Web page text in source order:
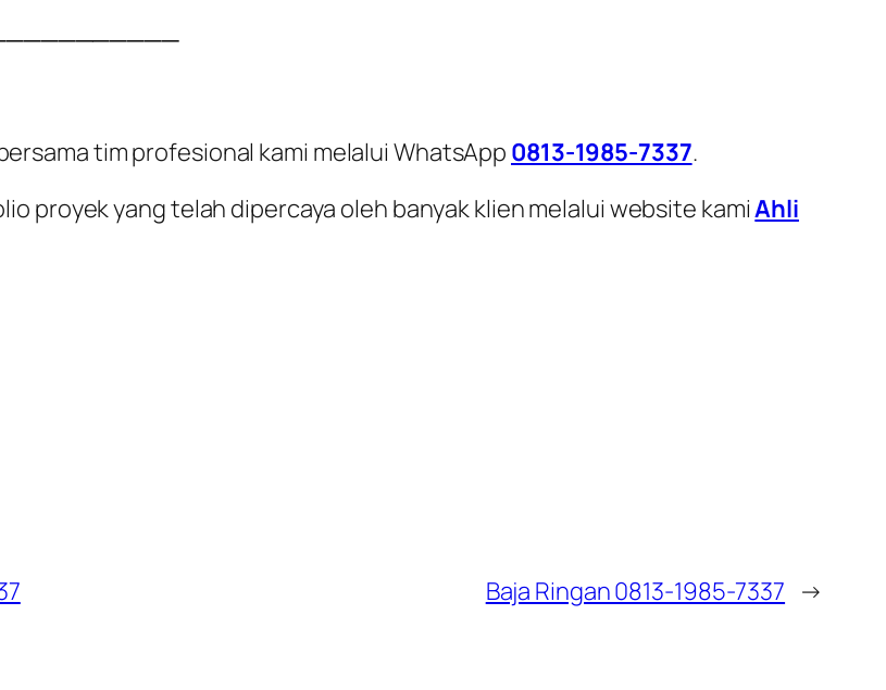
tim profesional kami melalui WhatsApp 0813-1985-7337.
proyek yang telah dipercaya oleh banyak klien melalui website kamiAhli
Baja Ringan 0813-1985-7337 →